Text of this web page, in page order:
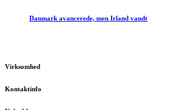
Danmark avancerede, men Irland vandt
Virksomhed
Kontaktinfo